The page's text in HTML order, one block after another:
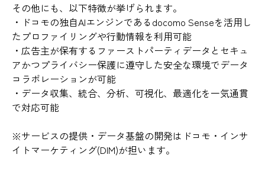
その他にも、以下特徴が挙げられます。
・ドコモの独自AIエンジンであるdocomo Senseを活用し
たプロファイリングや行動情報を利用可能
・広告主が保有するファーストパーティデータとセキュ
アかつプライバシー保護に遵守した安全な環境でデータ
コラボレーションが可能
・データ収集、統合、分析、可視化、最適化を一気通貫
で対応可能
※サービスの提供・データ基盤の開発はドコモ・インサ
イトマーケティング(DIM)が担います。